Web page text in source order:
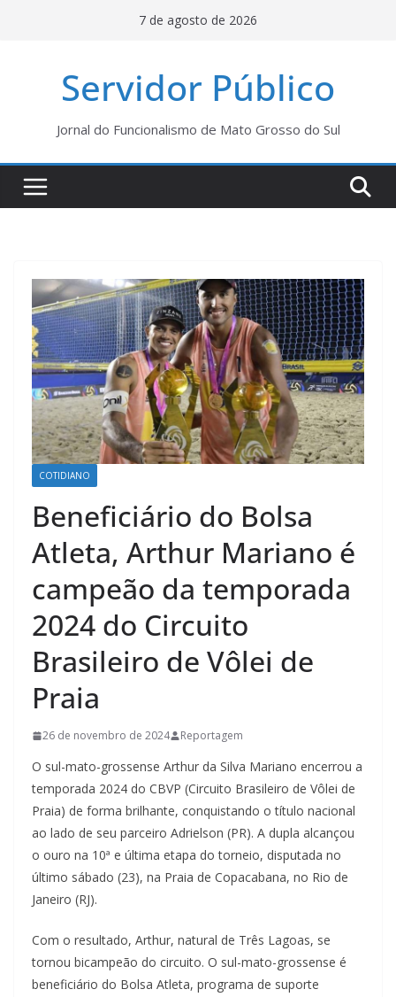
7 de agosto de 2026
Servidor Público
Jornal do Funcionalismo de Mato Grosso do Sul
COTIDIANO
Beneficiário do Bolsa
Atleta, Arthur Mariano é
campeão da temporada
2024 do Circuito
Brasileiro de Vôlei de
Praia
26 de novembro de 2024 Reportagem
O sul-mato-grossense Arthur da Silva Mariano encerrou a
temporada 2024 do CBVP (Circuito Brasileiro de Vôlei de
Praia) de forma brilhante, conquistando o título nacional
ao lado de seu parceiro Adrielson (PR). A dupla alcançou
o ouro na 10ª e última etapa do torneio, disputada no
último sábado (23), na Praia de Copacabana, no Rio de
Janeiro (RJ).
Com o resultado, Arthur, natural de Três Lagoas, se
tornou bicampeão do circuito. O sul-mato-grossense é
beneficiário do Bolsa Atleta, programa de suporte